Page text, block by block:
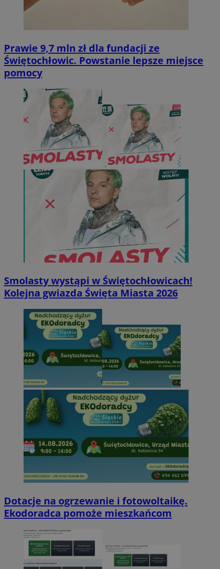
Prawie 9,7 mln zł dla fundacji ze
Świętochłowic. Powstanie lepsze miejsce
pomocy
Smolasty wystąpi w Świętochłowicach!
Kolejna gwiazda Święta Miasta 2026
Dotacje na ogrzewanie i fotowoltaikę.
Ekodoradca pomoże mieszkańcom